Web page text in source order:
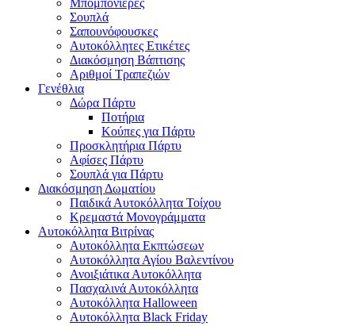
Σουπλά
Σαπουνόφουσκες
Αυτοκόλλητες Ετικέτες
Διακόσμηση Βάπτισης
Αριθμοί Τραπεζιών
Γενέθλια
Δώρα Πάρτυ
Ποτήρια
Κούπες για Πάρτυ
Προσκλητήρια Πάρτυ
Αφίσες Πάρτυ
Σουπλά για Πάρτυ
Διακόσμηση Δωματίου
Παιδικά Αυτοκόλλητα Τοίχου
Κρεμαστά Μονογράμματα
Αυτοκόλλητα Βιτρίνας
Αυτοκόλλητα Εκπτώσεων
Αυτοκόλλητα Αγίου Βαλεντίνου
Ανοιξιάτικα Αυτοκόλλητα
Πασχαλινά Αυτοκόλλητα
Αυτοκόλλητα Halloween
Αυτοκόλλητα Black Friday